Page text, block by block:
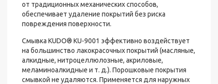
от традиционных механических способов,
обеспечивает удаление покрытий без риска
повреждения поверхности.
Смывка KUDO® KU-9001 эффективно воздействует
на большинство лакокрасочных покрытий (масляные,
алкидные, нитроцеллюлозные, акриловые,
меламиноалкидные и т. д.). Порошковые покрытия
смывкой не удаляются. Применяется для наружных